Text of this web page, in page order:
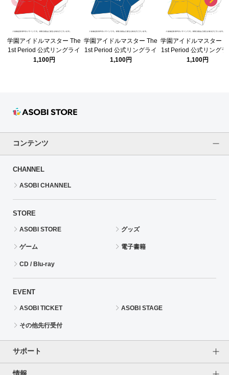
学園アイドルマスター The
1st Period 公式リングライ
ト(花海 咲季)
1,100円
学園アイドルマスター The
1st Period 公式リングライ
ト(月村 手毬)
1,100円
学園アイドルマスター
1st Period 公式リングラ
ト(藤田 ことね)
1,100円
コンテンツ
CHANNEL
ASOBI CHANNEL
STORE
ASOBI STORE グッズ
ゲーム 電子書籍
CD / Blu-ray
EVENT
ASOBI TICKET ASOBI STAGE
その他先行受付
サポート